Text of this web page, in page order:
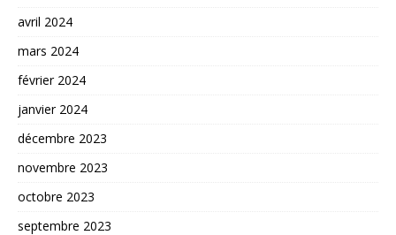
avril 2024
mars 2024
février 2024
janvier 2024
décembre 2023
novembre 2023
octobre 2023
septembre 2023